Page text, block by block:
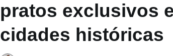
pratos exclusivos
cidades históricas